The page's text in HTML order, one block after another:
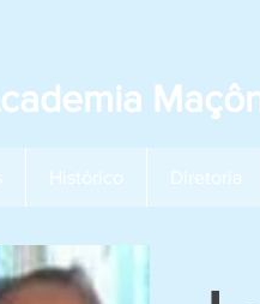
Histórico Diretoria